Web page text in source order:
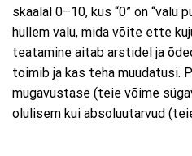
skaalal 0–10, kus “0” on “valu
hullem valu, mida võite ette
teatamine aitab arstidel ja
toimib ja kas teha muudatusi.
mugavustase (teie võime
olulisem kui absoluutarvud